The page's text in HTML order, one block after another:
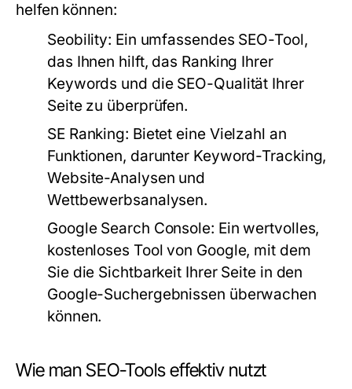
helfen können:
Seobility: Ein umfassendes SEO-Tool,
das Ihnen hilft, das Ranking Ihrer
Keywords und die SEO-Qualität Ihrer
Seite zu überprüfen.
SE Ranking: Bietet eine Vielzahl an
Funktionen, darunter Keyword-Tracking,
Website-Analysen und
Wettbewerbsanalysen.
Google Search Console: Ein wertvolles,
kostenloses Tool von Google, mit dem
Sie die Sichtbarkeit Ihrer Seite in den
Google-Suchergebnissen überwachen
können.
Wie man SEO-Tools effektiv nutzt